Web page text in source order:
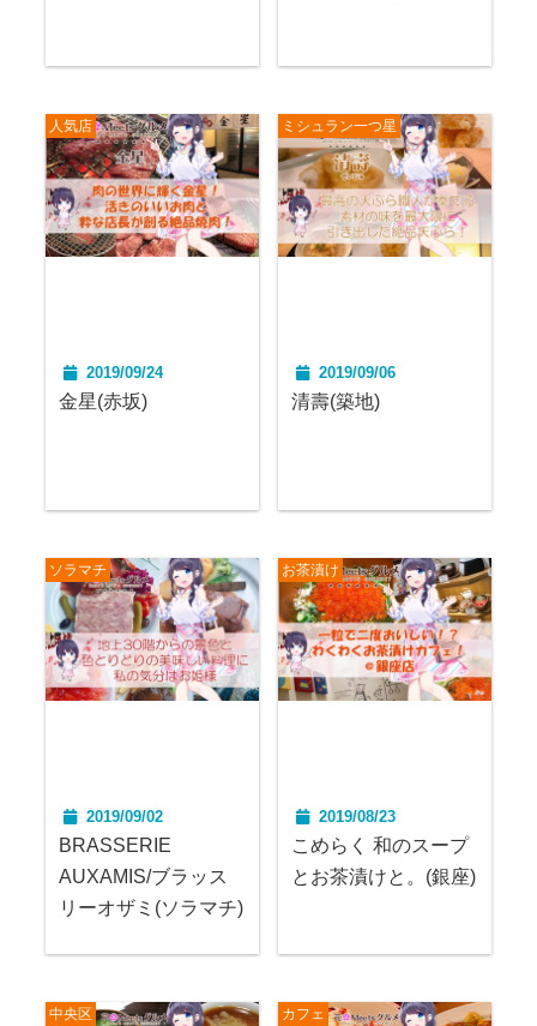
人気店
2019/09/24
金星(赤坂)
ミシュラン一つ星
2019/09/06
清壽(築地)
ソラマチ
2019/09/02
BRASSERIE
AUXAMIS/ブラッス
リーオザミ(ソラマチ)
お茶漬け
2019/08/23
こめらく 和のスープ
とお茶漬けと。(銀座)
中央区 カフェ